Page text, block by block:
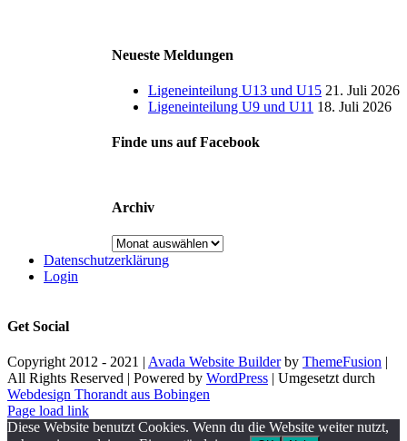
Neueste Meldungen
Ligeneinteilung U13 und U15 21. Juli 2026
Ligeneinteilung U9 und U11 18. Juli 2026
Finde uns auf Facebook
Archiv
Archiv
Datenschutzerklärung
Login
Get Social
Copyright 2012 - 2021 | Avada Website Builderby ThemeFusion
All Rights Reserved | Powered by WordPress | Umgesetzt durch
Webdesign Thorandt aus Bobingen
Page load link
Diese Website benutzt Cookies. Wenn du die Website weiter nutzt,